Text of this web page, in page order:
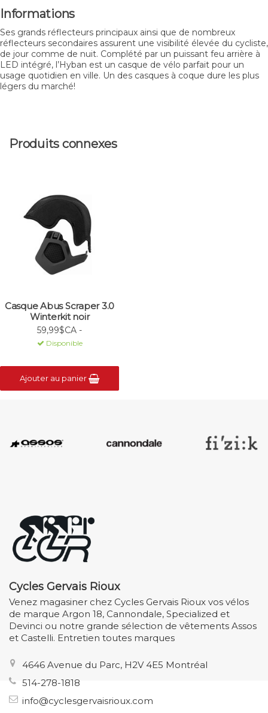
Informations
Ses grands réflecteurs principaux ainsi que de nombreux
réflecteurs secondaires assurent une visibilité élevée du cycliste,
de jour comme de nuit. Complété par un puissant feu arrière à
LED intégré, l’Hyban est un casque de vélo parfait pour un
usage quotidien en ville. Un des casques à coque dure les plus
légers du marché!
Produits connexes
Casque Abus Scraper 3.0
Winterkit noir
59,99$CA -
Disponible
Ajouter au panier
Cycles Gervais Rioux
Venez magasiner chez Cycles Gervais Rioux vos vélos
de marque Argon 18, Cannondale, Specialized et
Devinci ou notre grande sélection de vêtements Assos
et Castelli. Entretien toutes marques
4646 Avenue du Parc, H2V 4E5 Montréal
514-278-1818
info@cyclesgervaisrioux.com